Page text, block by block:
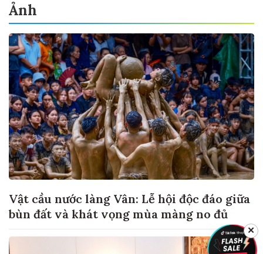
Ảnh
Vật cầu nước làng Vân: Lễ hội độc đáo giữa
bùn đất và khát vọng mùa màng no đủ
✕